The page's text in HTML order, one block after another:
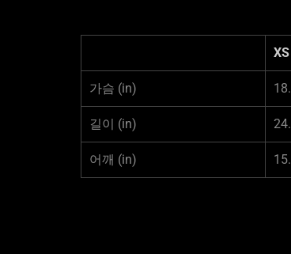
XS
가슴 (in)
길이 (in)
어깨 (in)